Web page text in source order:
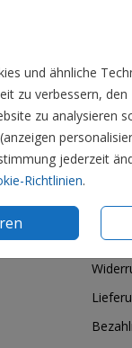
und ähnliche
zu verbessern,
zu analysieren
jederzeit
Richtlinien.